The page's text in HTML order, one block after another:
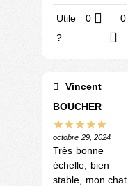
Utile
?
0 0
Vincent
BOUCHER
octobre 29, 2024
Très bonne
échelle, bien
stable, mon chat